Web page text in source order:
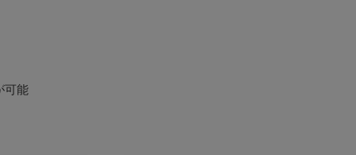
可能